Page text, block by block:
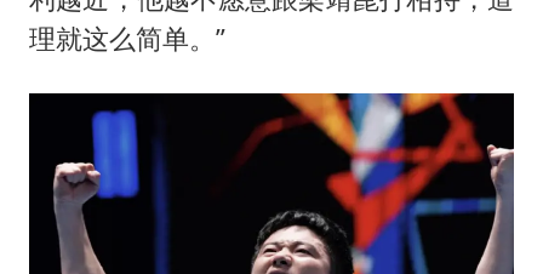
理就这么简单。”